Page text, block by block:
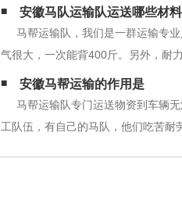
导者。在饲养的马中，也会有一匹
然，两匹公马要争夺一匹母马，也要
安徽马队运输队运送哪些材料
马帮运输队，我们是一群运输专
气很大，一次能背400斤。另外，耐
挡不住铁骡子。敢于在目的地走，
2.砂.水泥.砖.
安徽马帮运输的作用是
马帮运输队专门运送物资到车辆
工队伍，有自己的马队，他们吃苦耐